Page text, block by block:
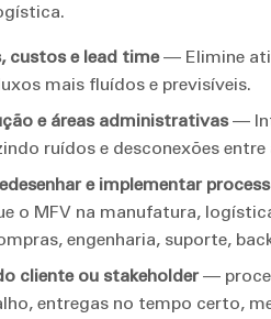
custos e lead time— Elimine
mais fluídos e previsíveis.
e áreas administrativas—
ruídos e desconexões entre
e implementar
o MFV na manufatura,
engenharia, suporte,
cliente ou stakeholder—
entregas no tempo certo,